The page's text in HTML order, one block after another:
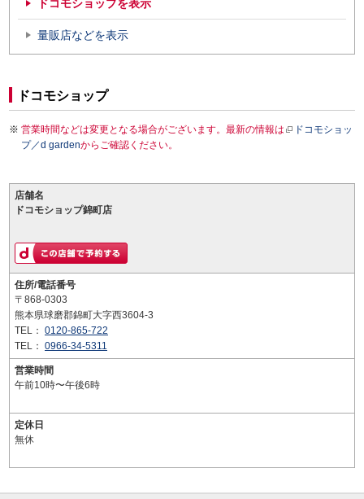
ドコモショップを表示
量販店などを表示
ドコモショップ
営業時間などは変更となる場合がございます。最新の情報は
ドコモショッ
プ／d gardenからご確認ください。
店舗名
ドコモショップ錦町店
住所/電話番号
〒868-0303
熊本県球磨郡錦町大字西3604-3
TEL： 0120-865-722
TEL： 0966-34-5311
営業時間
午前10時〜午後6時
定休日
無休